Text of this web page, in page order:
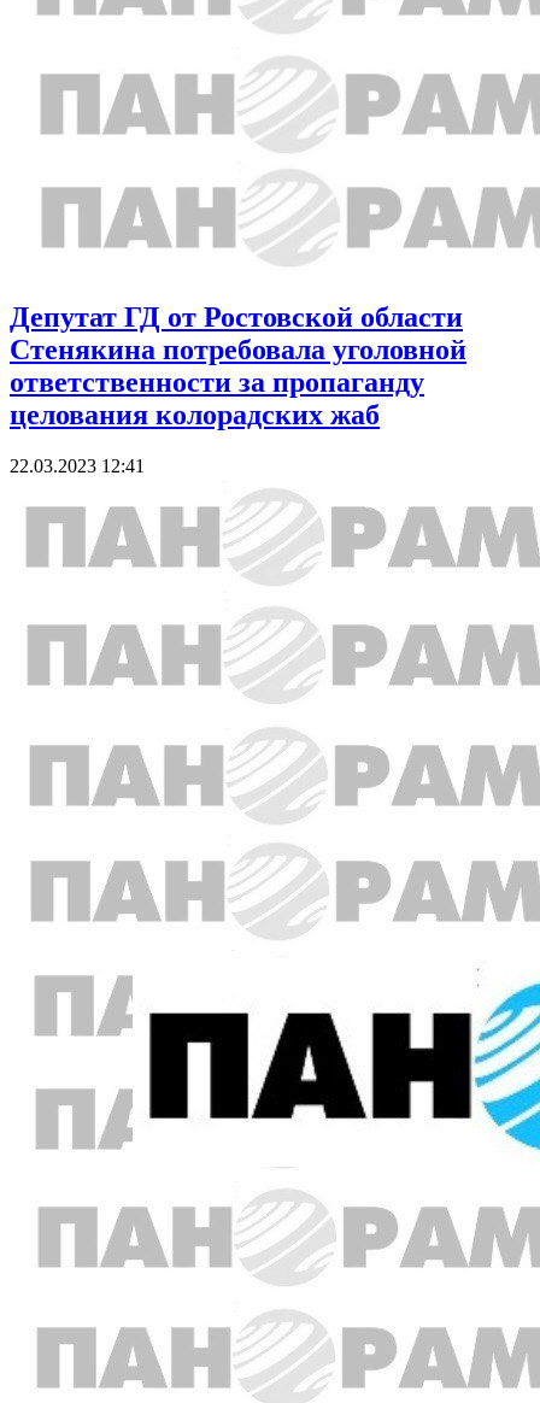
Депутат ГД от Ростовской области
Стенякина потребовала уголовной
ответственности за пропаганду
целования колорадских жаб
22.03.2023 12:41